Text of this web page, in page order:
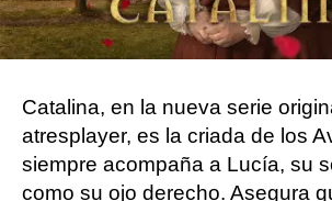
WhatsappFacebook
TwitterFlipboard
Catalina, en la nueva serie
atresplayer, es la criada de los
siempre acompaña a Lucía, su
como su ojo derecho. Asegura